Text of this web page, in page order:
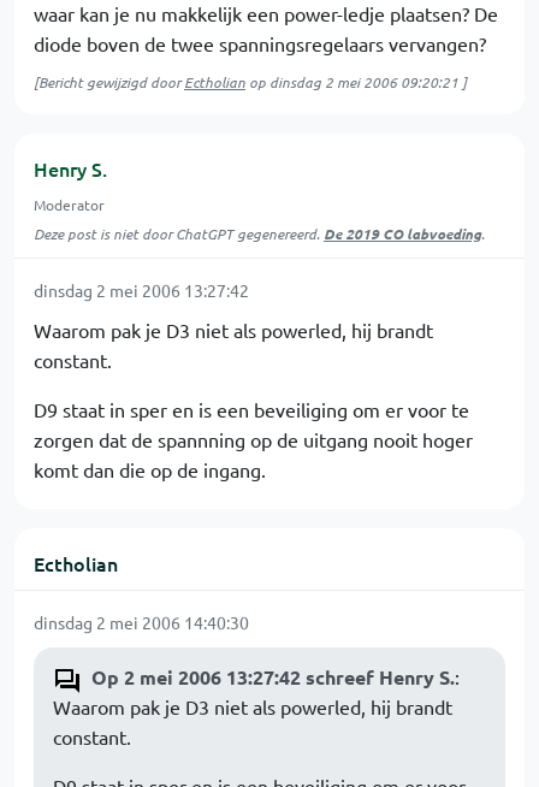
waar kan je nu makkelijk een power-ledje plaatsen? De
diode boven de twee spanningsregelaars vervangen?
[Bericht gewijzigd doorEctholian op dinsdag 2 mei 2006 09:20:21 ]
Henry S.
Moderator
Deze post is niet door ChatGPT gegenereerd. De 2019 CO labvoeding.
dinsdag 2 mei 2006 13:27:42
Waarom pak je D3 niet als powerled, hij brandt
constant.
D9 staat in sper en is een beveiliging om er voor te
zorgen dat de spannning op de uitgang nooit hoger
komt dan die op de ingang.
Ectholian
dinsdag 2 mei 2006 14:40:30
Op 2 mei 2006 13:27:42 schreef Henry S.:
Waarom pak je D3 niet als powerled, hij brandt
constant.